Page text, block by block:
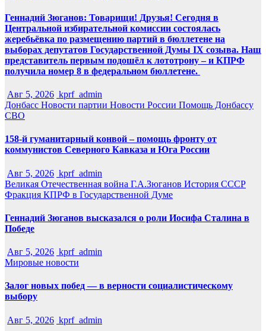
Геннадий Зюганов: Товарищи! Друзья! Сегодня в
Центральной избирательной комиссии состоялась
жеребьёвка по размещению партий в бюллетене на
выборах депутатов Государственной Думы IX созыва. Наш
представитель первым подошёл к лототрону – и КПРФ
получила номер 8 в федеральном бюллетене.
Авг 5, 2026 kprf_admin
Донбасс Новости партии Новости России Помощь Донбассу
СВО
158-й гуманитарный конвой – помощь фронту от
коммунистов Северного Кавказа и Юга России
Авг 5, 2026 kprf_admin
Великая Отечественная война Г.А.Зюганов История СССР
Фракция КПРФ в Государственной Думе
Геннадий Зюганов высказался о роли Иосифа Сталина в
Победе
Авг 5, 2026 kprf_admin
Мировые новости
Залог новых побед — в верности социалистическому
выбору
Авг 5, 2026 kprf_admin